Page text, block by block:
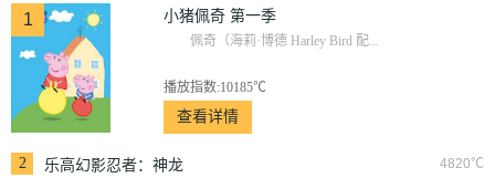
1 小猪佩奇 第一季
佩奇（海莉·博德 Harley Bird 配...
播放指数:10185℃
查看详情
2 4820℃
乐高幻影忍者：神龙